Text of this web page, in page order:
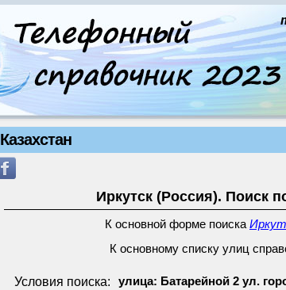
Казахстан
Иркутск (Россия). Поиск
К основной форме поиска
К основному списку улиц
Условия поиска: улица: Батарейной 2 ул.